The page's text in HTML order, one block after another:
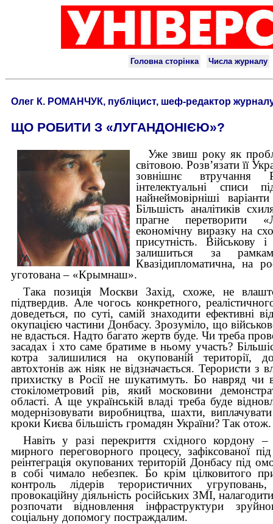
Олег К. РОМАНЧУК, публіцист, шеф-редактор
ЩО РОБИТИ З «ЛУГАНДОНІЄЮ»?
Уже звиш року як
світовою. Розв’язати її
зовнішнє втручання
інтелектуальні списи
найнеймовірніші
Більшість аналітиків
прагне перетворити
економічну виразку на
присутність. Військову
залишиться за
Квазідипломатична, на
уготована – «Крымнаш».
Така позиція Москви Захід, схоже, не
підтвердив. Але чогось конкретного,
доведеться, по суті, самій знаходити ефективні
окупацією частини Донбасу. Зрозуміло, що
не вдасться. Надто багато жертв буде. Чи треба
засадах і хто саме братиме в ньому участь?
котра залишилися на окупованій території,
автохтонів аж ніяк не відзначається. Терористи з
прихистку в Росії не шукатимуть. Бо навряд чи
стокілометровий рів, який московини
області. А ще українській владі треба буде
модернізовувати виробництва, шахти,
кроки Києва більшість громадян України? Так отож.
Навіть у разі перекриття східного кордону
мирного переговорного процесу, зафіксованої
реінтеграція окупованих територій Донбасу під
в собі чимало небезпек. Бо крім цілковитого
контроль лідерів терористичних
провокаційну діяльність російських ЗМІ,
розпочати відновлення інфраструктури
соціальну допомогу постраждалим.